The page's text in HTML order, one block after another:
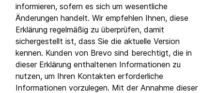
informieren, sofern es sich um wesentliche
Änderungen handelt. Wir empfehlen Ihnen, diese
Erklärung regelmäßig zu überprüfen, damit
sichergestellt ist, dass Sie die aktuelle Version
kennen. Kunden von Brevo sind berechtigt, die in
dieser Erklärung enthaltenen Informationen zu
nutzen, um Ihren Kontakten erforderliche
Informationen vorzulegen. Mit der Annahme dieser